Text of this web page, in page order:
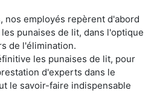
nos employés repèrent d'abord
punaises de lit, dans l'optique
de l'élimination.
les punaises de lit, pour
d'experts dans le
le savoir-faire indispensable